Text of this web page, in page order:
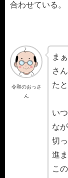
合わせている。
令和のおっさ
ん
ま
さ
た
い
な
切
進
こ